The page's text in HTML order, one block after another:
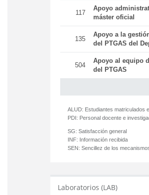
117
Apoyo
máster oficial
135
Apoyo a la
del PTGAS del
504
Apoyo al equipo
del PTGAS
ALUD: Estudiantes matriculados
PDI: Personal docente e
SG: Satisfacción general
INF: Información recibida
SEN: Sencillez de los
Laboratorios (LAB)